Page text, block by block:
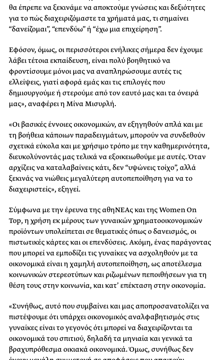
θα έπρεπε να ξεκινάμε να αποκτούμε γνώσεις και δεξιότητες
για το πώς διαχειριζόμαστε τα χρήματά μας, τι σημαίνει
“δανείζομαι”, “επενδύω” ή “έχω μια επιχείρηση”.
Εφόσον, όμως, οι περισσότεροι ενήλικες σήμερα δεν έχουμε
λάβει τέτοια εκπαίδευση, είναι πολύ βοηθητικό να
φροντίσουμε μόνοι μας να αναπληρώσουμε αυτές τις
ελλείψεις, γιατί αφορά εμάς και τις επιλογές που
δημιουργούμε ή στερούμε από τον εαυτό μας και τα όνειρά
μας», αναφέρει η Μίνα Μισυρλή.
«Οι βασικές έννοιες οικονομικών, αν εξηγηθούν απλά και με
τη βοήθεια κάποιων παραδειγμάτων, μπορούν να συνδεθούν
σχετικά εύκολα και με χρήσιμο τρόπο με την καθημερινότητα,
διευκολύνοντάς μας τελικά να εξοικειωθούμε με αυτές. Όταν
αρχίζεις να καταλαβαίνεις κάτι, δεν “υψώνεις τοίχο”, αλλά
ξεκινάς να νιώθεις μεγαλύτερη αυτοπεποίθηση για να το
διαχειριστείς», εξηγεί.
Σύμφωνα με την έρευνα της αθηΝΕΑς και της Women On
Top, η χρήση εκ μέρους των γυναικών χρηματοοικονομικών
προϊόντων υπολείπεται σε θεματικές όπως ο δανεισμός, οι
πιστωτικές κάρτες και οι επενδύσεις. Ακόμη, ένας παράγοντας
που μπορεί να εμποδίζει τις γυναίκες να ασχοληθούν με τα
οικονομικά είναι η χαμηλή αυτοπεποίθηση, ως αποτέλεσμα
κοινωνικών στερεοτύπων και ριζωμένων πεποιθήσεων για τη
θέση τους στην κοινωνία, και κατ’ επέκταση στην οικονομία.
«Συνήθως, αυτό που συμβαίνει και μας αποπροσανατολίζει να
πιστέψουμε ότι υπάρχει οικονομικός αναλφαβητισμός στις
γυναίκες είναι το γεγονός ότι μπορεί να διαχειρίζονται τα
οικονομικά του σπιτιού, δηλαδή τα μηνιαία και γενικά τα
βραχυπρόθεσμα οικιακά οικονομικά. Όμως, συνήθως δεν